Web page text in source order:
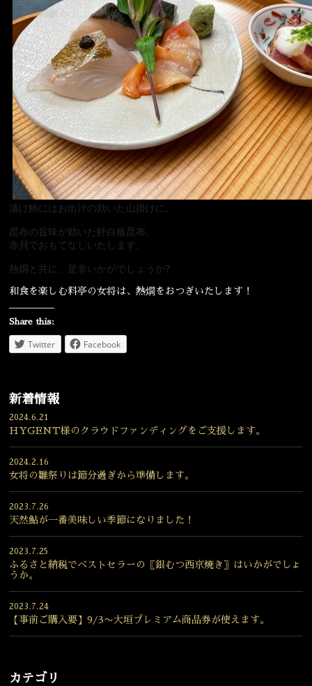
漬け鮪にはお出汁の効いた山掛けに。
昆布の旨味が効いた鮃白板昆布、
赤貝でおもてなしいたします。
熱燗と共に、是非いかがでしょうか?
和食を楽しむ料亭の女将は、熱燗をおつぎいたします！
Share this:
Twitter Facebook
新着情報
2024.6.21
HYGENT様のクラウドファンディングをご支援します。
2024.2.16
女将の雛祭りは節分過ぎから準備します。
2023.7.26
天然鮎が一番美味しい季節になりました！
2023.7.25
ふるさと納税でベストセラーの〖銀むつ西京焼き〗はいかがでしょ
うか。
2023.7.24
【事前ご購入要】9/3〜大垣プレミアム商品券が使えます。
カテゴリ